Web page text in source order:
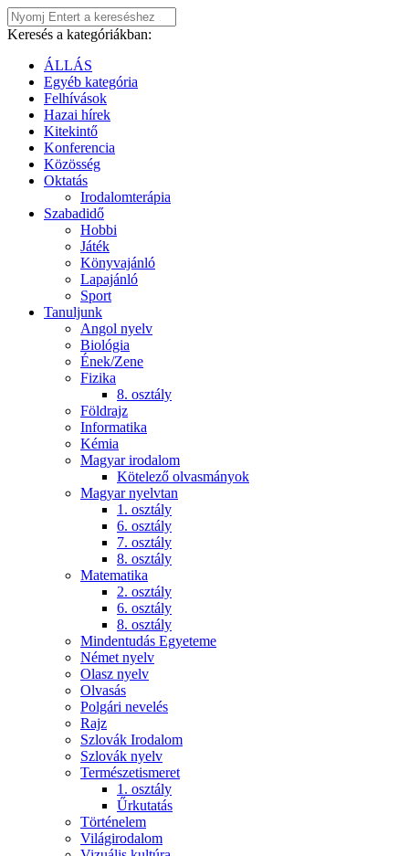
Keresés a kategóriákban:
ÁLLÁS
Egyéb kategória
Felhívások
Hazai hírek
Kitekintő
Konferencia
Közösség
Oktatás
Irodalomterápia
Szabadidő
Hobbi
Játék
Könyvajánló
Lapajánló
Sport
Tanuljunk
Angol nyelv
Biológia
Ének/Zene
Fizika
8. osztály
Földrajz
Informatika
Kémia
Magyar irodalom
Kötelező olvasmányok
Magyar nyelvtan
1. osztály
6. osztály
7. osztály
8. osztály
Matematika
2. osztály
6. osztály
8. osztály
Mindentudás Egyeteme
Német nyelv
Olasz nyelv
Olvasás
Polgári nevelés
Rajz
Szlovák Irodalom
Szlovák nyelv
Természetismeret
1. osztály
Űrkutatás
Történelem
Világirodalom